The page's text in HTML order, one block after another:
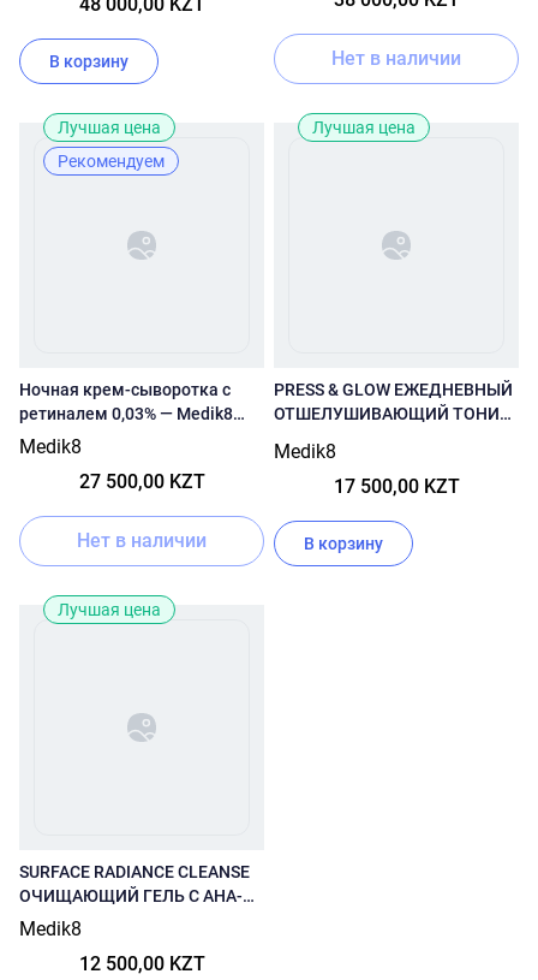
В корзину Нет в наличии
Лучшая цена
Рекомендуем
Ночная крем-сыворотка с
ретиналем 0,03% — Medik8
Crystal Retinal 3
Medik8
27 500,00 KZT
Нет в наличии
Лучшая цена
PRESS & GLOW ЕЖЕДНЕВНЫЙ
ОТШЕЛУШИВАЮЩИЙ ТОНИК
ФЕРМЕНТОВ
Medik8
17 500,00 KZT
В корзину
Лучшая цена
SURFACE RADIANCE CLEANSE
ОЧИЩАЮЩИЙ ГЕЛЬ С АНА-
КИСЛОТАМИ И ЭКСТРАКТОМ
Medik8
12 500,00 KZT